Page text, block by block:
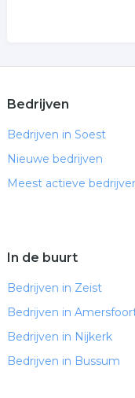
Bedrijven
Bedrijven in Soest
Nieuwe bedrijven
Meest actieve
In de buurt
Bedrijven in Zeist
Bedrijven in
Bedrijven in Nijkerk
Bedrijven in Bussum